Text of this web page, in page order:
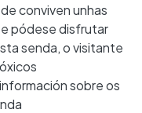
conviven unhas
pódese disfrutar
senda, o visitante
sobre os
+